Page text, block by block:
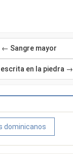
← Sangre mayor
escrita en la piedra →
dominicanos